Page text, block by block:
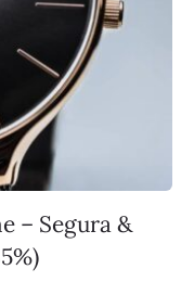
– Segura &